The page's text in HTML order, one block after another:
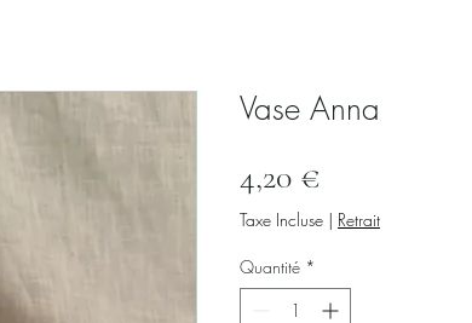
Vase Anna
4,20 €Prix
Taxe Incluse | Retrait
Quantité *